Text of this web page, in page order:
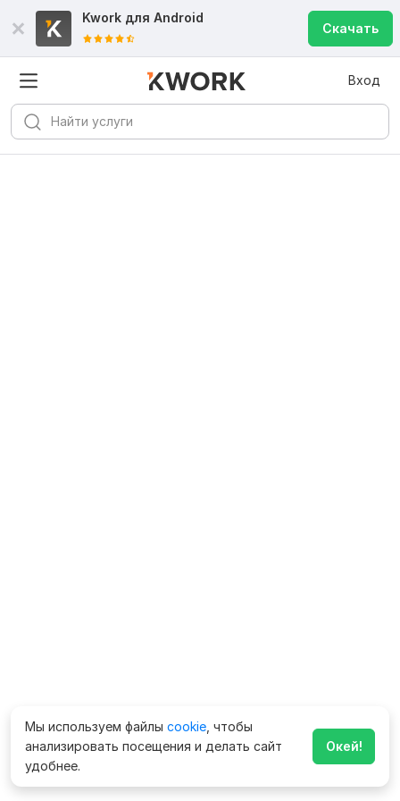
Kwork для Android
Скачать
Вход
Мы используем файлы cookie , чтобы
анализировать посещения и делать сайт
удобнее.
Окей!